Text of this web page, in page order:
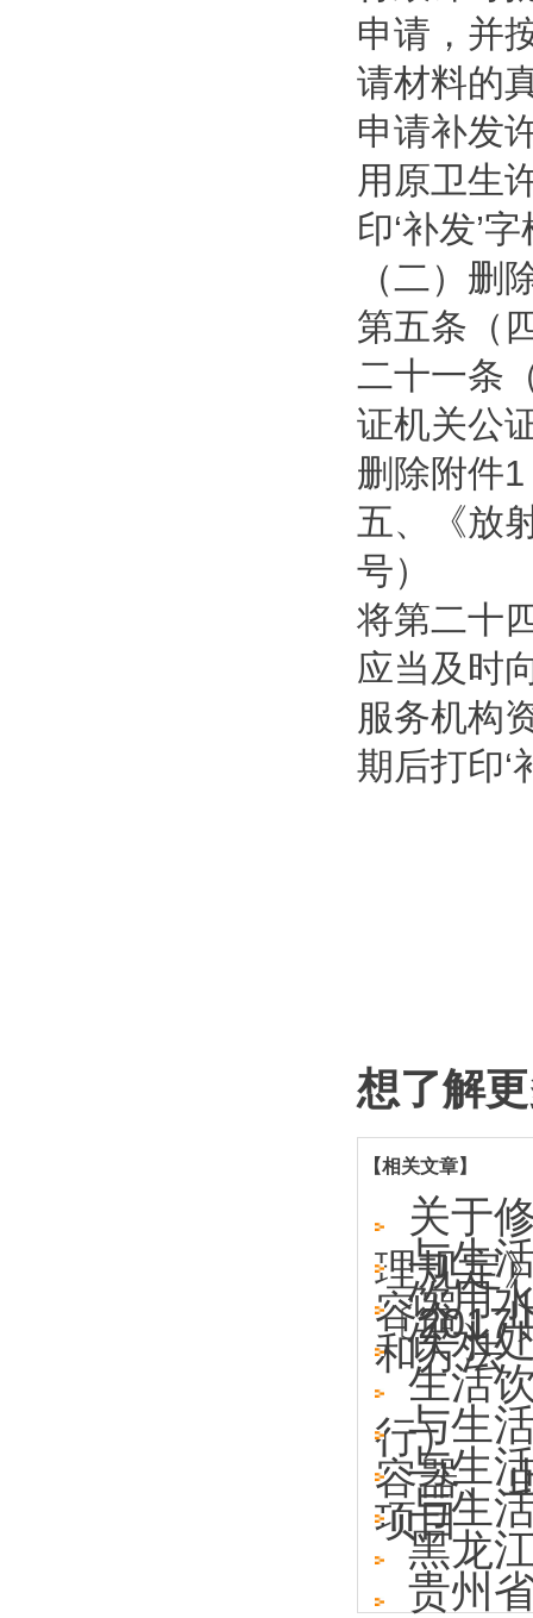
申请，并
请材料的
申请补发
用原卫生
印‘补发’
（二）
第五条（
二十一条
证机关公
删除附件
五、《放
号）
将第二十
应当及时
服务机构
期后打印‘
想了解
【相关文章】
关于
理规定
〔2017
与生
容器、
饮用
和方法
饮水
生活
行）
与生
容器、
与生
项目
与生
黑龙
贵州